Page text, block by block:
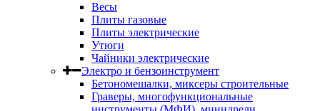
Весы
Плиты газовые
Плиты электрические
Утюги
Чайники электрические
Электро и бензоинструмент
Бетономешалки, миксеры строительные
Граверы, многофункциональные